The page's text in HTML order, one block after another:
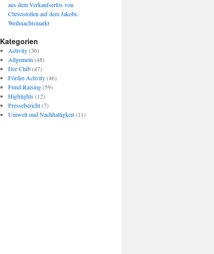
aus dem Verkaufserlös von
Christstollen auf dem Jakobi-
Weihnachtsmarkt
Kategorien
Activity(36)
Allgemein (48)
Der Club(47)
Förder-Activity(46)
Fund-Raising(59)
Highlights(12)
Pressebericht(7)
Umwelt und Nachhaltigkeit(11)